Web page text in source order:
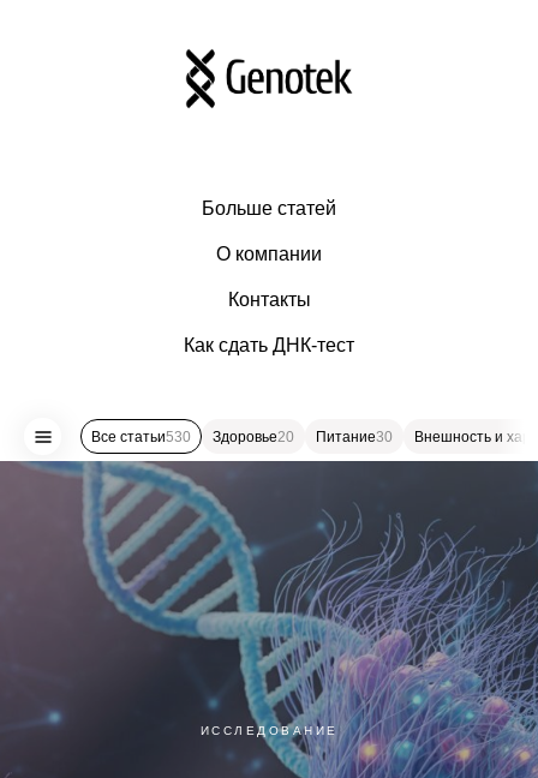
Больше статей
О компании
Контакты
Как сдать ДНК-тест
Все статьи530 Здоровье20 Питание30 Внешность и
ИССЛЕДОВАНИЕ